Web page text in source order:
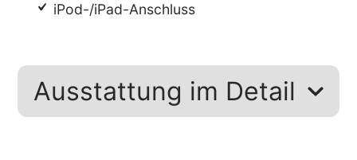
iPod-/iPad-Anschluss
Ausstattung im Detail